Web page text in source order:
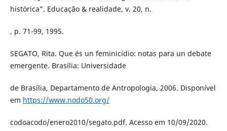
histórica”. Educação & realidade, v. 20, n.
, p. 71-99, 1995.
SEGATO, Rita. Que és un feminicídio: notas para un debate
emergente. Brasília: Universidade
de Brasília, Departamento de Antropologia, 2006. Disponível
em https://www.nodo50.org/
codoacodo/enero2010/segato.pdf. Acesso em 10/09/2020.